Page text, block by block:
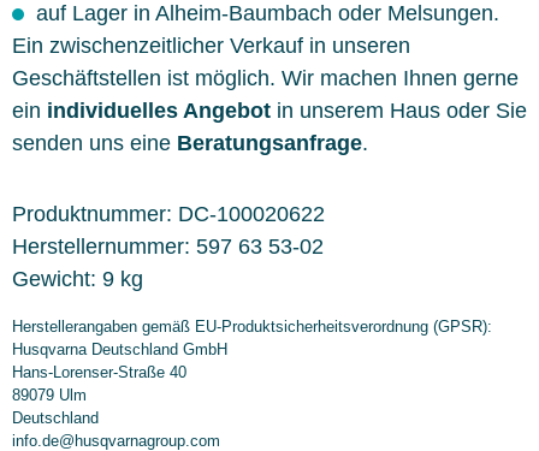
auf Lager in Alheim-Baumbach oder Melsungen.
Ein zwischenzeitlicher Verkauf in unseren
Geschäftstellen ist möglich. Wir machen Ihnen gerne
ein individuelles Angebot in unserem Haus oder Sie
senden uns eine Beratungsanfrage.
Produktnummer: DC-100020622
Herstellernummer: 597 63 53-02
Gewicht: 9 kg
Herstellerangaben gemäß EU-Produktsicherheitsverordnung (GPSR):
Husqvarna Deutschland GmbH
Hans-Lorenser-Straße 40
89079 Ulm
Deutschland
info.de@husqvarnagroup.com